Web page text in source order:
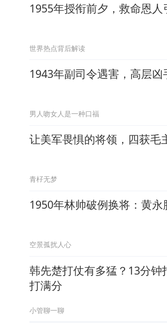
1955年授衔前夕，救命恩
世界热点背后解读
1943年副司令遇害，高层
男人吻女人是一种口福
让美军畏惧的将领，四获毛
青杍无梦
1950年林帅破例换将：黄
空景孤扰人心
韩先楚打仗有多猛？13分
打满分
小管聊一聊